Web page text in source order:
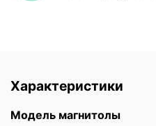
Характеристики
Модель магнитолы